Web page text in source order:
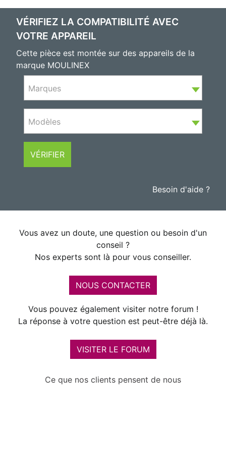
VÉRIFIEZ LA COMPATIBILITÉ AVEC
VOTRE APPAREIL
Cette pièce est montée sur des appareils de la
marque MOULINEX
Marques
Modèles
VÉRIFIER
Besoin d'aide ?
Vous avez un doute, une question ou besoin d'un
conseil ?
Nos experts sont là pour vous conseiller.
NOUS CONTACTER
Vous pouvez également visiter notre forum !
La réponse à votre question est peut-être déjà là.
VISITER LE FORUM
Ce que nos clients pensent de nous